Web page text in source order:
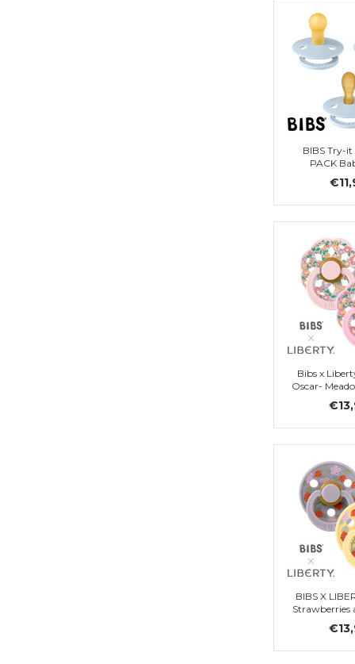
BIBS Try-it
PACK
Bibs x
Oscar-
BIBS X
Strawberries